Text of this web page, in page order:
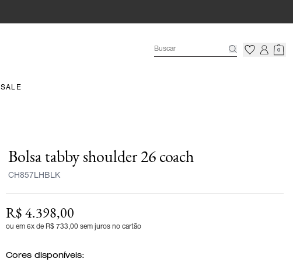
0
SALE
Bolsa tabby shoulder 26 coach
CH857LHBLK
R$ 4.398,00
ou em 6x de R$ 733,00 sem juros no cartão
Cores disponíveis: